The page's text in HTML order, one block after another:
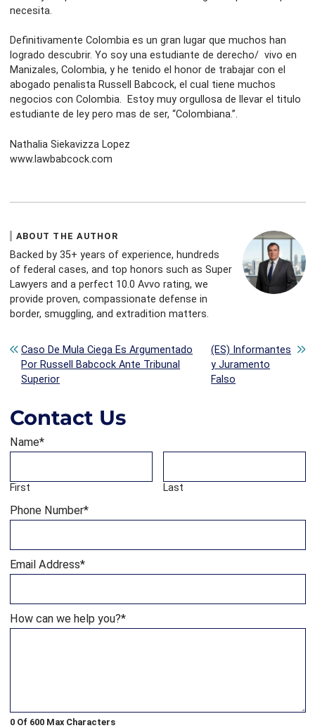
necesita.
Definitivamente Colombia es un gran lugar que muchos han
logrado descubrir. Yo soy una estudiante de derecho/ vivo en
Manizales, Colombia, y he tenido el honor de trabajar con el
abogado penalista Russell Babcock, el cual tiene muchos
negocios con Colombia. Estoy muy orgullosa de llevar el titulo
estudiante de ley pero mas de ser, “Colombiana.”.
Nathalia Siekavizza Lopez
www.lawbabcock.com
ABOUT THE AUTHOR
Backed by 35+ years of experience, hundreds
of federal cases, and top honors such as Super
Lawyers and a perfect 10.0 Avvo rating, we
provide proven, compassionate defense in
border, smuggling, and extradition matters.
Post navigation
Caso De Mula Ciega Es Argumentado
Por Russell Babcock Ante Tribunal
Superior
(ES) Informantes
y Juramento
Falso
Contact Us
Name*
First Last
Phone Number*
Email Address*
How can we help you?*
0 Of 600 Max Characters